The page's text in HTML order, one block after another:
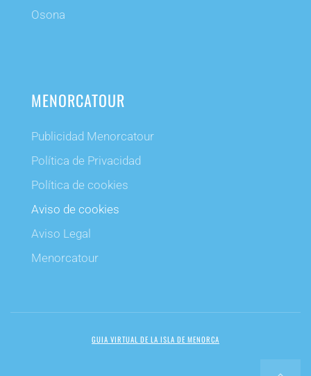
Osona
MENORCATOUR
Publicidad Menorcatour
Política de Privacidad
Política de cookies
Aviso de cookies
Aviso Legal
Menorcatour
GUIA VIRTUAL DE LA ISLA DE MENORCA